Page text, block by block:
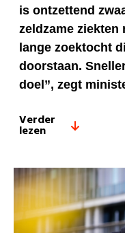
is ontzettend
zeldzame ziekten
lange zoektocht
doorstaan.
doel ”, zegt
Verder
lezen